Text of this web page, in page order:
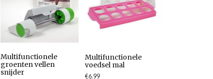
Multifunctionele
groenten vellen
snijder
Multifunctionele
voedsel mal
€6.99